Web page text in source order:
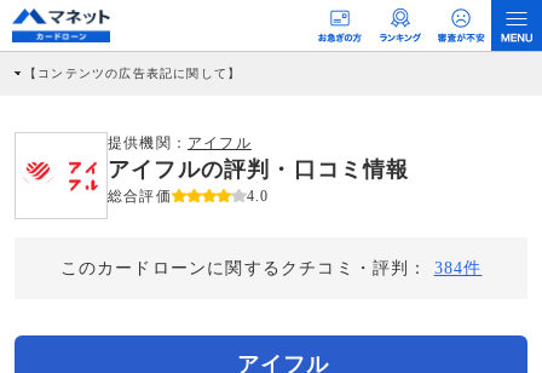
【コンテンツの広告表記に関して】
社に対して企業から紹介報酬が支払われるという収益モデルです。 ただし、特定の
商品を根拠なくPRするものではなく、当編集部の調査／ユーザーへの口コミ収集な
どに基づき、公平性を担保した情報提供を行っています。
>提携企業一覧
提供機関： アイフル
アイフルの評判・口コミ情報
総合評価 4.0
このカードローンに関するクチコミ・評判： 384件
アイフル